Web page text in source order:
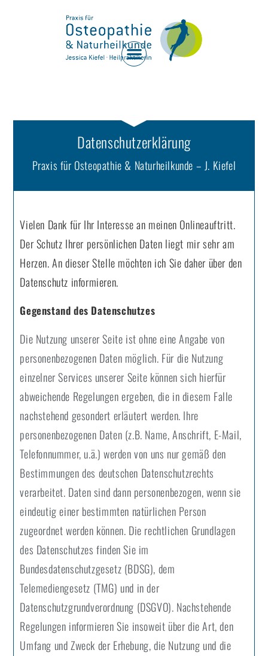
Datenschutzerklärung
Praxis für Osteopathie & Naturheilkunde – J. Kiefel
Vielen Dank für Ihr Interesse an meinen Onlineauftritt.
Der Schutz Ihrer persönlichen Daten liegt mir sehr am
Herzen. An dieser Stelle möchten ich Sie daher über den
Datenschutz informieren.
Gegenstand des Datenschutzes
Die Nutzung unserer Seite ist ohne eine Angabe von
personenbezogenen Daten möglich. Für die Nutzung
einzelner Services unserer Seite können sich hierfür
abweichende Regelungen ergeben, die in diesem Falle
nachstehend gesondert erläutert werden. Ihre
personenbezogenen Daten (z.B. Name, Anschrift, E-Mail,
Telefonnummer, u.ä.) werden von uns nur gemäß den
Bestimmungen des deutschen Datenschutzrechts
verarbeitet. Daten sind dann personenbezogen, wenn sie
eindeutig einer bestimmten natürlichen Person
zugeordnet werden können. Die rechtlichen Grundlagen
des Datenschutzes finden Sie im
Bundesdatenschutzgesetz (BDSG), dem
Telemediengesetz (TMG) und in der
Datenschutzgrundverordnung (DSGVO). Nachstehende
Regelungen informieren Sie insoweit über die Art, den
Umfang und Zweck der Erhebung, die Nutzung und die